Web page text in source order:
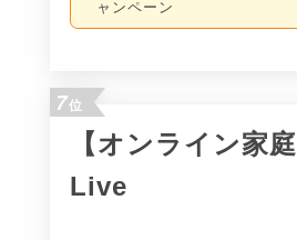
ャンペーン
7位
【オンライン家
Live